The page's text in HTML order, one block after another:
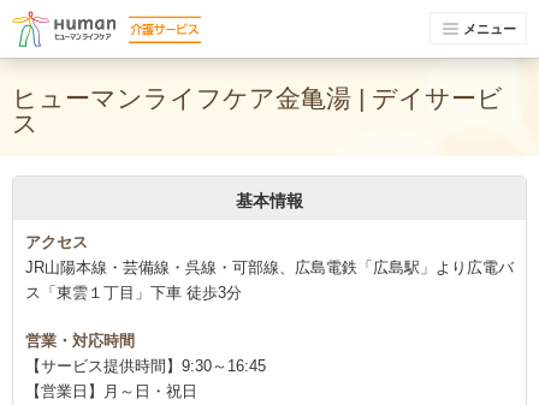
メニュー
ヒューマンライフケア金亀湯 | デイサービ
ス
基本情報
アクセス
JR山陽本線・芸備線・呉線・可部線、広島電鉄「広島駅」より広電バ
ス「東雲１丁目」下車 徒歩3分
営業・対応時間
【サービス提供時間】9:30～16:45
【営業日】月～日・祝日